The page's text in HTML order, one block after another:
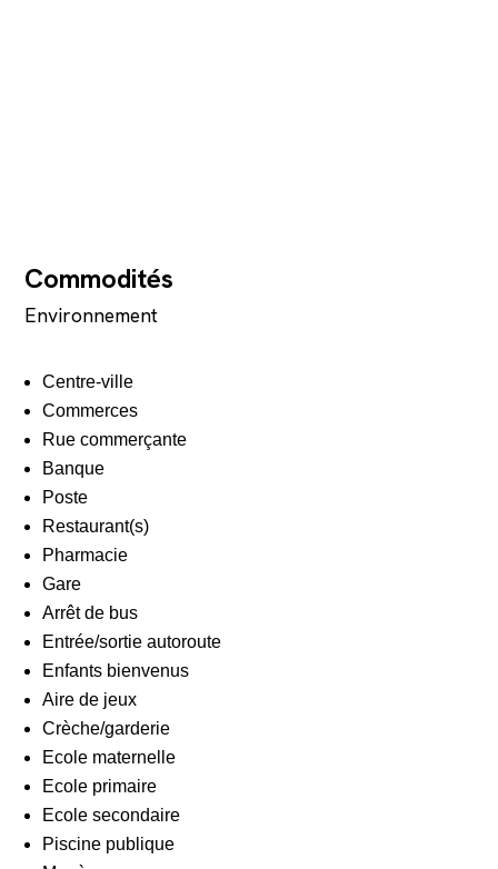
Commodités
Environnement
Centre-ville
Commerces
Rue commerçante
Banque
Poste
Restaurant(s)
Pharmacie
Gare
Arrêt de bus
Entrée/sortie autoroute
Enfants bienvenus
Aire de jeux
Crèche/garderie
Ecole maternelle
Ecole primaire
Ecole secondaire
Piscine publique